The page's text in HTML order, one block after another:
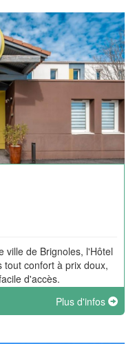
ville de Brignoles, l'Hôtel
tout confort à prix doux,
d'accès.
Plus d'infos